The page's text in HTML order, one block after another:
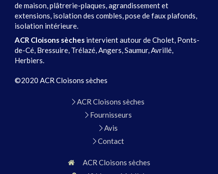
de maison, plâtrerie-plaques, agrandissement et
extensions, isolation des combles, pose de faux plafonds,
isolation intérieure.
ACR Cloisons sèches intervient autour de Cholet, Ponts-
de-Cé, Bressuire, Trélazé, Angers, Saumur, Avrillé,
Herbiers.
©2020 ACR Cloisons sèches
ACR Cloisons sèches
Fournisseurs
Avis
Contact
ACR Cloisons sèches